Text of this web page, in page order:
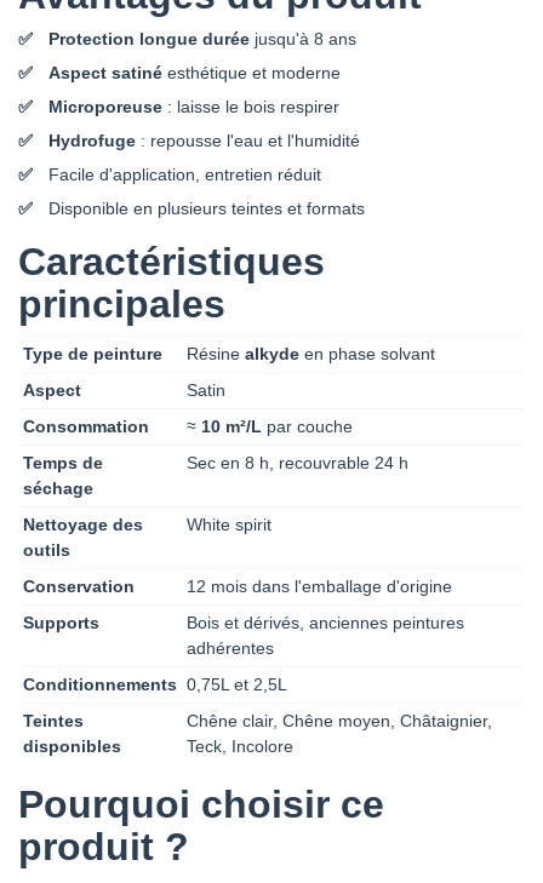
Protection longue durée jusqu'à 8 ans
Aspect satiné esthétique et moderne
Microporeuse : laisse le bois respirer
Hydrofuge : repousse l'eau et l'humidité
Facile d'application, entretien réduit
Disponible en plusieurs teintes et formats
Caractéristiques
principales
Type de peinture Résine alkyde en phase solvant
Aspect
Satin
Consommation
≈ 10 m²/L par couche
Temps de
séchage
Sec en 8 h, recouvrable 24 h
Nettoyage des
outils
White spirit
Conservation
12 mois dans l'emballage d'origine
Supports
Bois et dérivés, anciennes peintures
adhérentes
Conditionnements 0,75L et 2,5L
Teintes
disponibles
Chêne clair, Chêne moyen, Châtaignier,
Teck, Incolore
Pourquoi choisir ce
produit ?